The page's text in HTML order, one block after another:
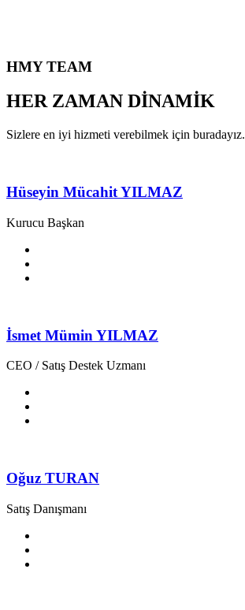
HMY TEAM
HER ZAMAN DİNAMİK
Sizlere en iyi hizmeti verebilmek için buradayız.
Hüseyin Mücahit YILMAZ
Kurucu Başkan
İsmet Mümin YILMAZ
CEO / Satış Destek Uzmanı
Oğuz TURAN
Satış Danışmanı